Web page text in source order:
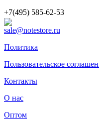
+7(495) 585-62-53
sale@notestore.ru
Политика
Пользовательское
Контакты
О нас
Оптом